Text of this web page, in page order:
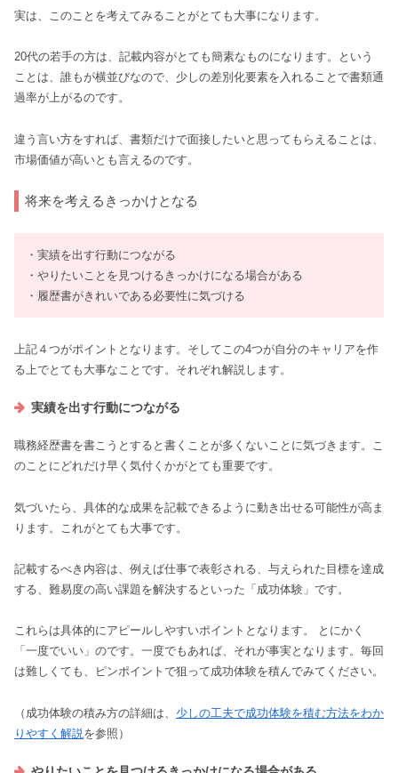
実は、このことを考えてみることがとても大事になります。
20代の若手の方は、記載内容がとても簡素なものになります。という
ことは、誰もが横並びなので、少しの差別化要素を入れることで書類通
過率が上がるのです。
違う言い方をすれば、書類だけで面接したいと思ってもらえることは、
市場価値が高いとも言えるのです。
将来を考えるきっかけとなる
・実績を出す行動につながる
・やりたいことを見つけるきっかけになる場合がある
・履歴書がきれいである必要性に気づける
上記４つがポイントとなります。そしてこの4つが自分のキャリアを作
る上でとても大事なことです。それぞれ解説します。
実績を出す行動につながる
職務経歴書を書こうとすると書くことが多くないことに気づきます。こ
のことにどれだけ早く気付くかがとても重要です。
気づいたら、具体的な成果を記載できるように動き出せる可能性が高ま
ります。これがとても大事です。
記載するべき内容は、例えば仕事で表彰される、与えられた目標を達成
する、難易度の高い課題を解決するといった「成功体験」です。
これらは具体的にアピールしやすいポイントとなります。 とにかく
「一度でいい」のです。一度でもあれば、それが事実となります。毎回
は難しくても、ピンポイントで狙って成功体験を積んでみてください。
（成功体験の積み方の詳細は、 少しの工夫で成功体験を積む方法をわか
りやすく解説 を参照）